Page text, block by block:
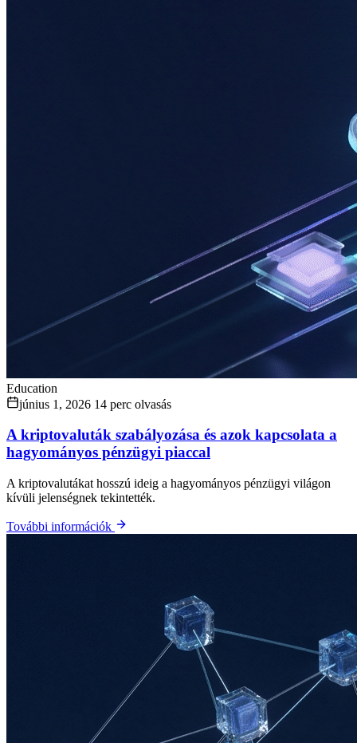
Education
június 1, 2026 14 perc olvasás
A kriptovaluták szabályozása és azok kapcsolata a
hagyományos pénzügyi piaccal
A kriptovalutákat hosszú ideig a hagyományos pénzügyi világon
kívüli jelenségnek tekintették.
További információk